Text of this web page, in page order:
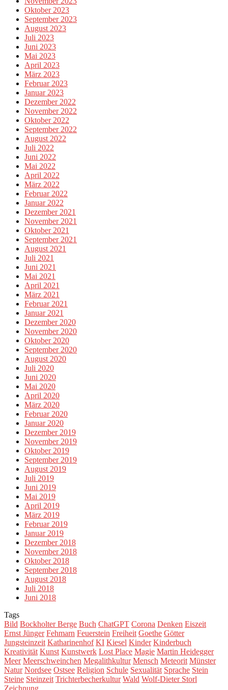
Oktober 2023
September 2023
August 2023
Juli 2023
Juni 2023
Mai 2023
April 2023
März 2023
Februar 2023
Januar 2023
Dezember 2022
November 2022
Oktober 2022
September 2022
August 2022
Juli 2022
Juni 2022
Mai 2022
April 2022
März 2022
Februar 2022
Januar 2022
Dezember 2021
November 2021
Oktober 2021
September 2021
August 2021
Juli 2021
Juni 2021
Mai 2021
April 2021
März 2021
Februar 2021
Januar 2021
Dezember 2020
November 2020
Oktober 2020
September 2020
August 2020
Juli 2020
Juni 2020
Mai 2020
April 2020
März 2020
Februar 2020
Januar 2020
Dezember 2019
November 2019
Oktober 2019
September 2019
August 2019
Juli 2019
Juni 2019
Mai 2019
April 2019
März 2019
Februar 2019
Januar 2019
Dezember 2018
November 2018
Oktober 2018
September 2018
August 2018
Juli 2018
Juni 2018
Tags
Bild Bockholter Berge Buch ChatGPT Corona Denken Eiszeit
Ernst Jünger Fehmarn Feuerstein Freiheit Goethe Götter
Jungsteinzeit Katharinenhof KI Kiesel Kinder Kinderbuch
Kreativität Kunst Kunstwerk Lost Place Magie Martin Heidegger
Meer Meerschweinchen Megalithkultur Mensch Meteorit Münster
Natur Nordsee Ostsee Religion Schule Sexualität Sprache Stein
Steine Steinzeit Trichterbecherkultur Wald Wolf-Dieter Storl
Zeichnung